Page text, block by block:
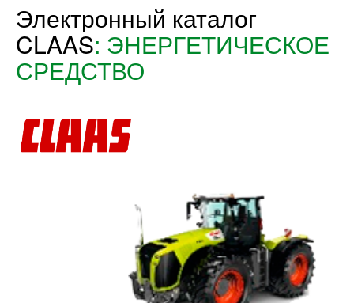
Электронный каталог
CLAAS: ЭНЕРГЕТИЧЕСКОЕ
СРЕДСТВО